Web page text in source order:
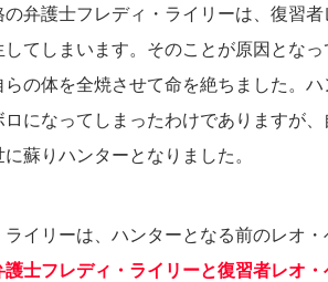
の弁護士フレディ・ライリーは、復習
してしまいます。そのことが原因とな
の体を全焼させて命を絶ちました。
になってしまったわけでありますが
蘇りハンターとなりました。
イリーは、ハンターとなる前のレオ
護士フレディ・ライリーと復習者レオ